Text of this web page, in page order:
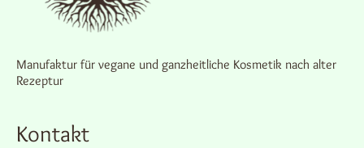
Manufaktur für vegane und ganzheitliche Kosmetik nach alter
Rezeptur
Kontakt